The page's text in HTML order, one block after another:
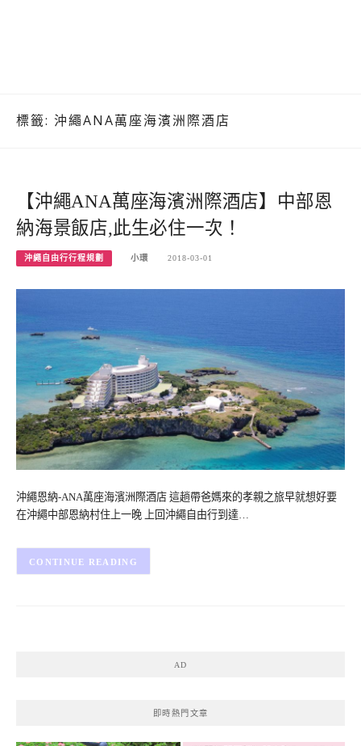
標籤: 沖繩ANA萬座海濱洲際酒店
【沖繩ANA萬座海濱洲際酒店】中部恩
納海景飯店,此生必住一次！
沖繩自由行行程規劃 小環 2018-03-01
沖繩恩納-ANA萬座海濱洲際酒店 這趟帶爸媽來的孝親之旅早就想好要
在沖繩中部恩納村住上一晚 上回沖繩自由行到達…
CONTINUE READING
AD
即時熱門文章